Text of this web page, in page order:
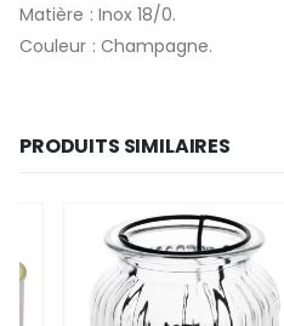
Matière : Inox 18/0.
Couleur : Champagne.
PRODUITS SIMILAIRES